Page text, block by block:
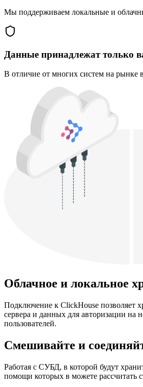
Мы поддерживаем локальные и
Данные принадлежат только
В отличие от многих систем на рынке
Облачное и локальное
Подключение к ClickHouse позволяет
сервера и данных для авторизации на
пользователей.
Смешивайте и
Работая с СУБД, в которой будут
помощи которых в можете рассчитать